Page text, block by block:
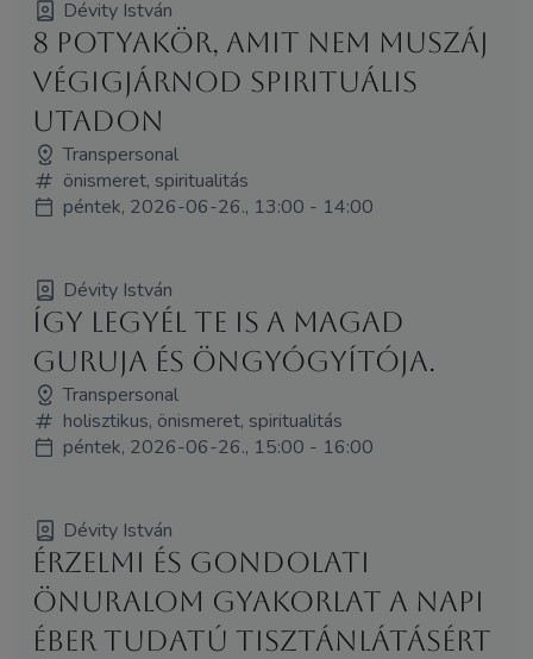
Dévity István
8 potyakör, amit nem muszáj
végigjárnod spirituális
utadon
Transpersonal
önismeret, spiritualitás
péntek, 2026-06-26., 13:00 - 14:00
Dévity István
Így legyél Te is a magad
guruja és öngyógyítója.
Transpersonal
holisztikus, önismeret, spiritualitás
péntek, 2026-06-26., 15:00 - 16:00
Dévity István
Érzelmi és gondolati
önuralom gyakorlat a napi
éber tudatú tisztánlátásért